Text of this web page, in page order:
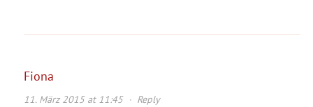
Fiona
11. März 2015 at 11:45· Reply